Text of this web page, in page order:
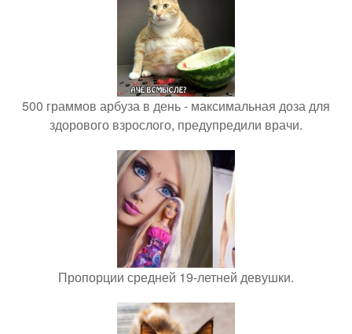
500 граммов арбуза в день - максимальная доза для
здорового взрослого, предупредили врачи.
Пропорции средней 19-летней девушки.